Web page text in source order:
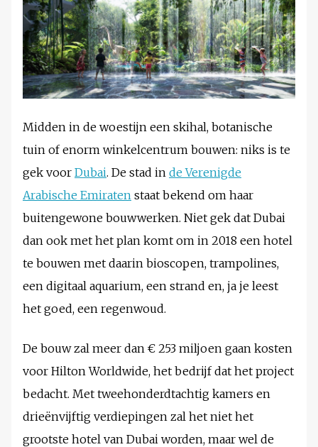
Midden in de woestijn een skihal, botanische
tuin of enorm winkelcentrum bouwen: niks is te
gek voor Dubai. De stad in de Verenigde
Arabische Emiraten staat bekend om haar
buitengewone bouwwerken. Niet gek dat Dubai
dan ook met het plan komt om in 2018 een hotel
te bouwen met daarin bioscopen, trampolines,
een digitaal aquarium, een strand en, ja je leest
het goed, een regenwoud.
De bouw zal meer dan € 253 miljoen gaan kosten
voor Hilton Worldwide, het bedrijf dat het project
bedacht. Met tweehonderdtachtig kamers en
drieënvijftig verdiepingen zal het niet het
grootste hotel van Dubai worden, maar wel de